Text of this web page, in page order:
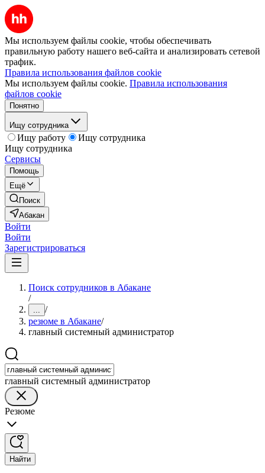
Мы используем файлы cookie, чтобы обеспечивать
правильную работу нашего веб-сайта и анализировать сетевой
трафик.
Правила использования файлов cookie
Мы используем файлы cookie. Правила использования
файлов cookie
Понятно
Ищу сотрудника
Ищу работу
Ищу сотрудника
Ищу сотрудника
Сервисы
Помощь
Ещё
Поиск
Абакан
Войти
Войти
Зарегистрироваться
Поиск сотрудников в Абакане
/
... /
резюме в Абакане/
главный системный администратор
главный системный администратор
Резюме
Найти